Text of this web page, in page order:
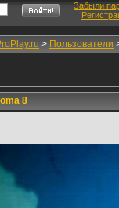
Забыли
> Пользователи
8